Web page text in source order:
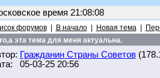
время 21:08:08
форумов| В начало| Новая тема|
эта тема для меня актуальна.
Гражданин Страны Советов
05-03-25 20:56